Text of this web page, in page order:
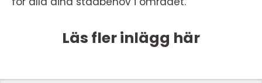
Läs fler inlägg här